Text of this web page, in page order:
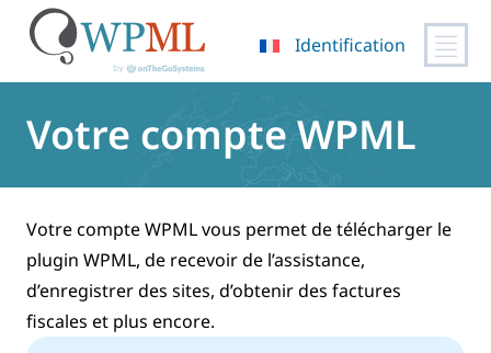
contenu
Identification
Votre compte WPML
Votre compte WPML vous permet de télécharger le
plugin WPML, de recevoir de l’assistance,
d’enregistrer des sites, d’obtenir des factures
fiscales et plus encore.